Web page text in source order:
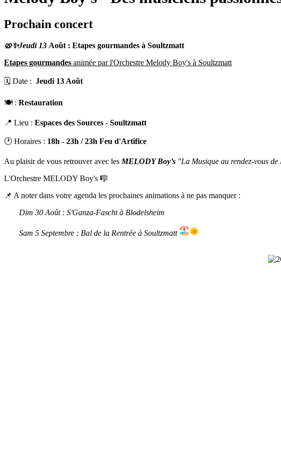
Prochain concert
🥨✨Jeudi 13 Août : Etapes gourmandes à Soultzmatt
Etapes gourmandes animée par l'Orchestre Melody Boy's à Soultzmatt
🗓️ Date : Jeudi 13 Août
🍽️ : Restauration
📍 Lieu : Espaces des Sources - Soultzmatt
🕐 Horaires : 18h - 23h / 23h Feu d'Artifice
Au plaisir de vous retrouver avec les MELODY Boy’s "La Musique au rendez-vous de
L'Orchestre MELODY Boy's 🎼
📌 A noter dans votre agenda les prochaines animations à ne pas manquer :
Dim 30 Août : S'Ganza-Fascht à Blodelsheim
Sam 5 Septembre : Bal de la Rentrée à Soultzmatt